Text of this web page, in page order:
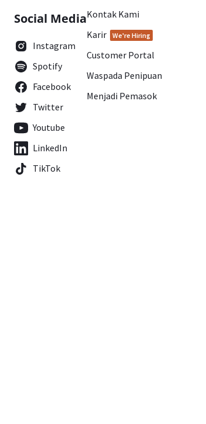
Social Media
Instagram
Spotify
Facebook
Twitter
Youtube
LinkedIn
TikTok
Kontak Kami
Karir
We're Hiring
Customer Portal
Waspada Penipuan
Menjadi Pemasok